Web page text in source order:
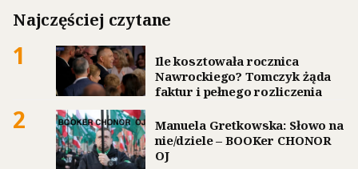
Najczęściej czytane
1
Ile kosztowała rocznica
Nawrockiego? Tomczyk żąda
faktur i pełnego rozliczenia
2
Manuela Gretkowska: Słowo na
nie/dziele – BOOKer CHONOR
OJ